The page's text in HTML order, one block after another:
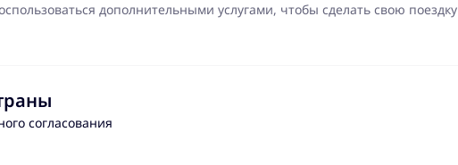
дополнительными услугами, чтобы сделать свою поездку
согласования